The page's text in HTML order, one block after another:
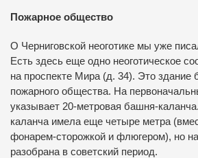
Пожарное общество
О Черниговской неоготике мы уже
Есть здесь еще одно неоготическое
на проспекте Мира (д. 34). Это здание
пожарного общества. На
указывает 20-метровая башня-каланча.
каланча имела еще четыре метра
фонарем-сторожкой и флюгером), но
разобрана в советский период.